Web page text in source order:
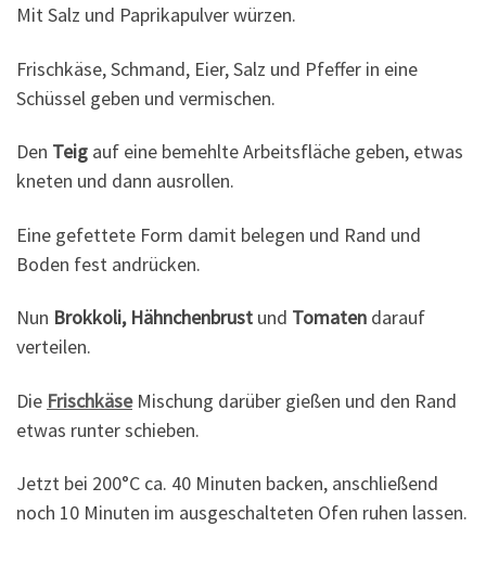
Mit Salz und Paprikapulver würzen.
Frischkäse, Schmand, Eier, Salz und Pfeffer in eine
Schüssel geben und vermischen.
Den Teig auf eine bemehlte Arbeitsfläche geben, etwas
kneten und dann ausrollen.
Eine gefettete Form damit belegen und Rand und
Boden fest andrücken.
Nun Brokkoli, Hähnchenbrust und Tomaten darauf
verteilen.
Die FrischkäseMischung darüber gießen und den Rand
etwas runter schieben.
Jetzt bei 200°C ca. 40 Minuten backen, anschließend
noch 10 Minuten im ausgeschalteten Ofen ruhen lassen.